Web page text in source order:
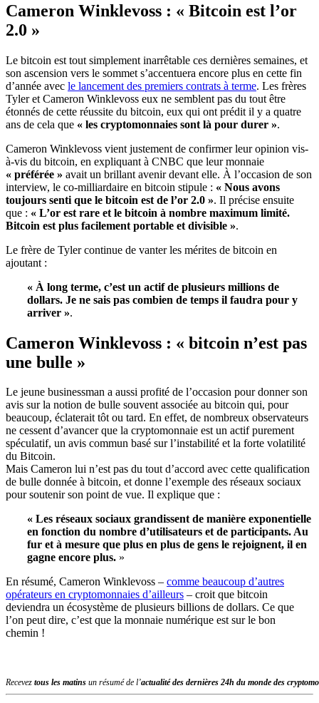
Cameron Winklevoss : « Bitcoin est l’or
2.0 »
Le bitcoin est tout simplement inarrêtable ces dernières semaines, et
son ascension vers le sommet s’accentuera encore plus en cette fin
d’année avec le lancement des premiers contrats à terme. Les frères
Tyler et Cameron Winklevoss eux ne semblent pas du tout être
étonnés de cette réussite du bitcoin, eux qui ont prédit il y a quatre
ans de cela que « les cryptomonnaies sont là pour durer ».
Cameron Winklevoss vient justement de confirmer leur opinion vis-
à-vis du bitcoin, en expliquant à CNBC que leur monnaie
« préférée » avait un brillant avenir devant elle. À l’occasion de son
interview, le co-milliardaire en bitcoin stipule : « Nous avons
toujours senti que le bitcoin est de l’or 2.0 ». Il précise ensuite
que : « L’or est rare et le bitcoin à nombre maximum limité.
Bitcoin est plus facilement portable et divisible ».
Le frère de Tyler continue de vanter les mérites de bitcoin en
ajoutant :
« À long terme, c’est un actif de plusieurs millions de
dollars. Je ne sais pas combien de temps il faudra pour y
arriver ».
Cameron Winklevoss : « bitcoin n’est pas
une bulle »
Le jeune businessman a aussi profité de l’occasion pour donner son
avis sur la notion de bulle souvent associée au bitcoin qui, pour
beaucoup, éclaterait tôt ou tard. En effet, de nombreux observateurs
ne cessent d’avancer que la cryptomonnaie est un actif purement
spéculatif, un avis commun basé sur l’instabilité et la forte volatilité
du Bitcoin.
Mais Cameron lui n’est pas du tout d’accord avec cette qualification
de bulle donnée à bitcoin, et donne l’exemple des réseaux sociaux
pour soutenir son point de vue. Il explique que :
« Les réseaux sociaux grandissent de manière exponentielle
en fonction du nombre d’utilisateurs et de participants. Au
fur et à mesure que plus en plus de gens le rejoignent, il en
gagne encore plus. »
En résumé, Cameron Winklevoss – comme beaucoup d’autres
opérateurs en cryptomonnaies d’ailleurs – croit que bitcoin
deviendra un écosystème de plusieurs billions de dollars. Ce que
l’on peut dire, c’est que la monnaie numérique est sur le bon
chemin !
Recevez tous les matins un résumé de l’actualité des dernières 24h du monde des